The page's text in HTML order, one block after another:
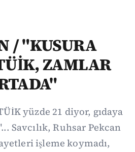
/ "KUSURA
ZAMLAR
yüzde 21 diyor, gıdaya
Savcılık, Ruhsar Pekcan
işleme koymadı,